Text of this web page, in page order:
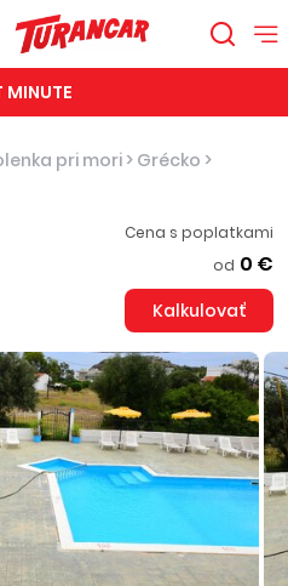
MINUTE
pri mori > Grécko >
Cena s poplatkami
od 0 €
Kalkulovať